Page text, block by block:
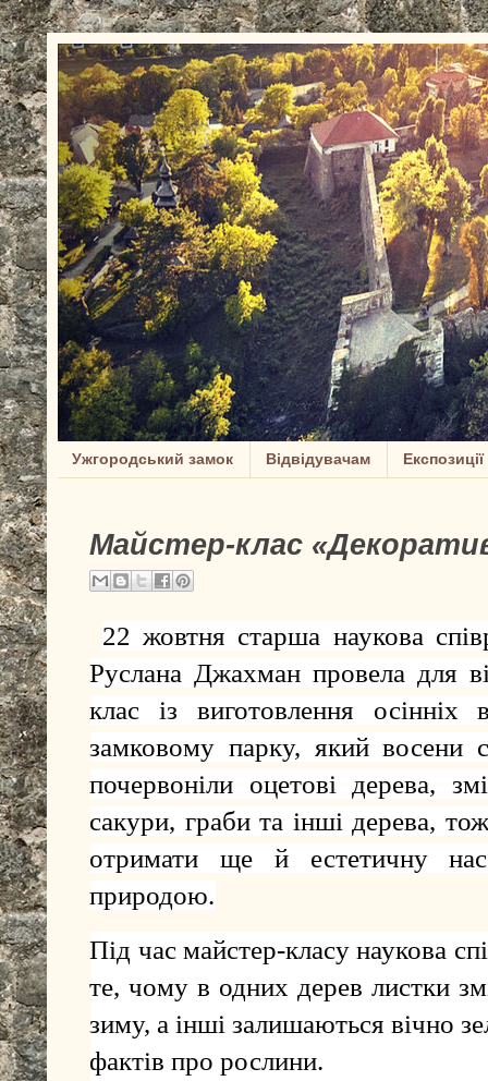
Ужгородський замок Відвідувачам Експозиції
Майстер-клас
22 жовтня старша наукова
Руслана Джахман провела для
клас із виготовлення осінніх
замковому парку, який восени
почервоніли оцетові дерева,
сакури, граби та інші дерева,
отримати ще й естетичну
природою.
Під час майстер-класунаукова
те, чому в одних дерев листки
зиму, а інші залишаються вічно
фактів про рослини.